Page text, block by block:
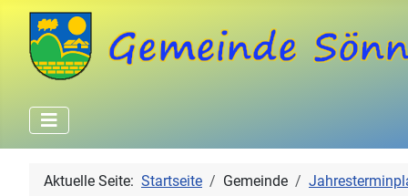
Aktuelle Seite: Startseite Gemeinde